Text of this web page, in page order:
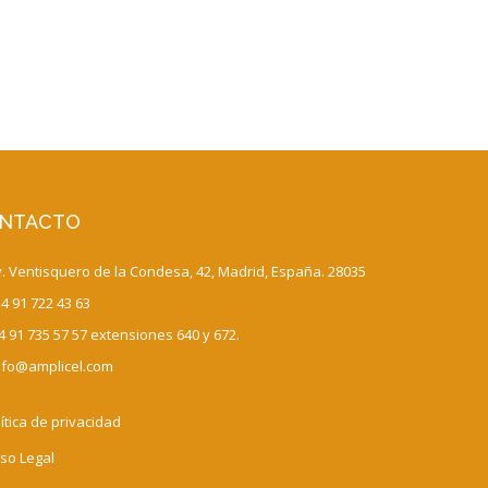
Ventisquero de la Condesa, 42, Madrid, España. 28035
91 722 43 63
91 735 57 57 extensiones 640 y 672.
de privacidad
Legal